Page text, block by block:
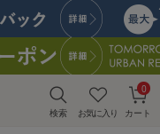
検索 お気に入り カート
0